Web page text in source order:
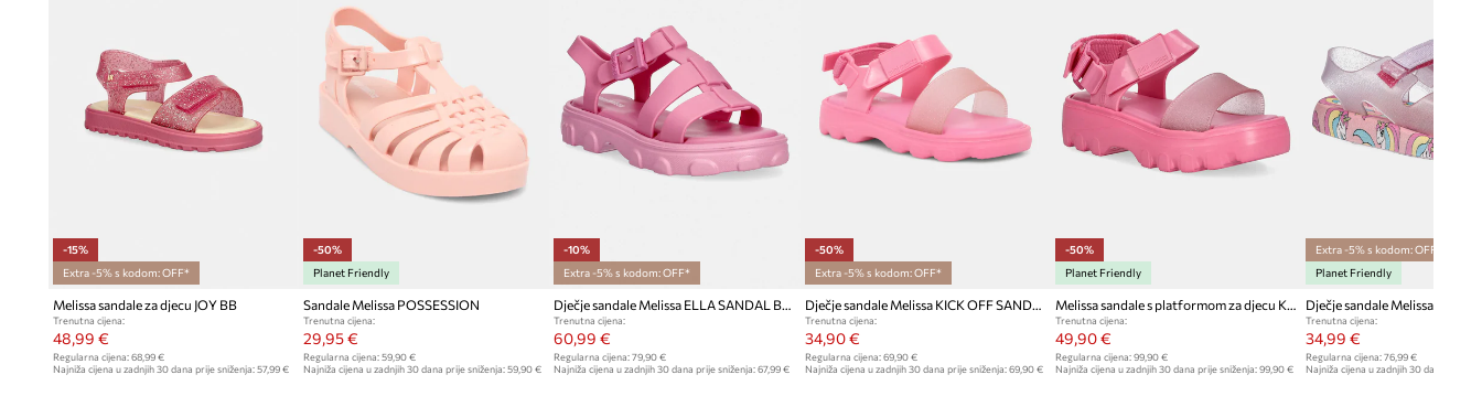
-15%
Extra -5% s kodom: OFF*
Melissa sandale za djecu JOY BB
Trenutna cijena:
48,99 €
Regularna cijena: 68,99 €
Najniža cijena u zadnjih 30 dana prije sniženja: 57,99 €
-50%
Planet Friendly
Sandale Melissa POSSESSION
Trenutna cijena:
29,95 €
Regularna cijena:59,90 €
Najniža cijena u zadnjih 30 dana prije sniženja:59,90 €
-10%
Extra -5% s kodom: OFF*
Trenutna cijena:
60,99 €
Regularna cijena: 79,90 €
Najniža cijena u zadnjih 30 dana prije sniženja: 67,99 €
-50%
Extra -5% s kodom: OFF*
Dječje sandale Melissa KICK OFF SANDAL
Trenutna cijena:
34,90 €
Regularna cijena: 69,90 €
Najniža cijena u zadnjih 30 dana prije sniženja: 69,90 €
-50%
Planet Friendly
Melissa sandale s platformom za djecu KICK OFF SANDAL
Trenutna cijena:
49,90 €
Regularna cijena:99,90 €
Najniža cijena u zadnjih 30 dana prije sniženja:99,90 €
Extra -5% s kodom: OFF*
Planet Friendly
Dječje sandale Melissa MIX BB
Trenutna cijena:
34,99 €
Regularna cijena: 76,99 €
Najniža cijena u zadnjih 30 dana prije